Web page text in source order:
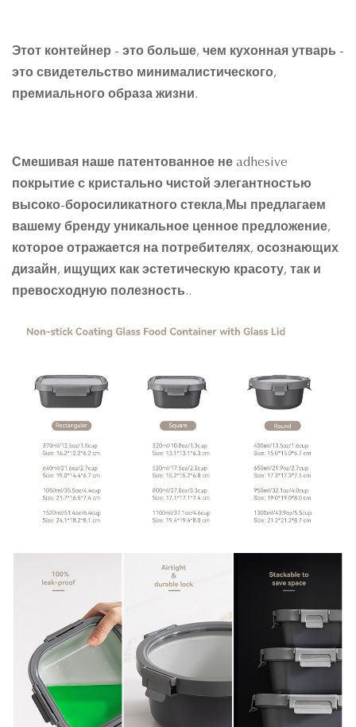
Этот контейнер - это больше, чем кухонная утварь -
это свидетельство минималистического,
премиального образа жизни.
Смешивая наше патентованное не adhesive
покрытие с кристально чистой элегантностью
высоко-боросиликатного стекла,Мы предлагаем
вашему бренду уникальное ценное предложение,
которое отражается на потребителях, осознающих
дизайн, ищущих как эстетическую красоту, так и
превосходную полезность..